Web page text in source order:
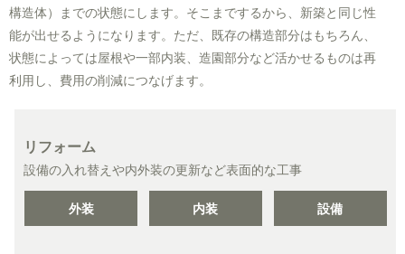
構造体）までの状態にします。そこまでするから、新築と同じ性
能が出せるようになります。ただ、既存の構造部分はもちろん、
状態によっては屋根や一部内装、造園部分など活かせるものは再
利用し、費用の削減につなげます。
リフォーム
設備の入れ替えや内外装の更新など表面的な工事
外装 内装 設備